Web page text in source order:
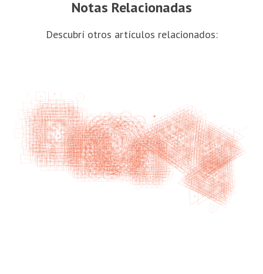
Notas Relacionadas
Descubrí otros artículos relacionados: